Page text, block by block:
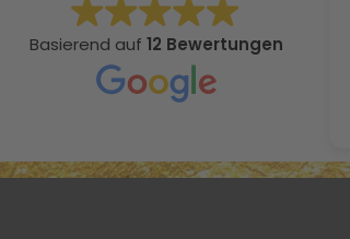
Basierend auf 12 Bewertungen